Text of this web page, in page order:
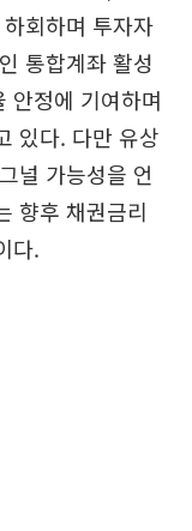
회하며 투자자
통합계좌 활성
안정에 기여하며
있다. 다만 유상
널 가능성을 언
향후 채권금리
다.